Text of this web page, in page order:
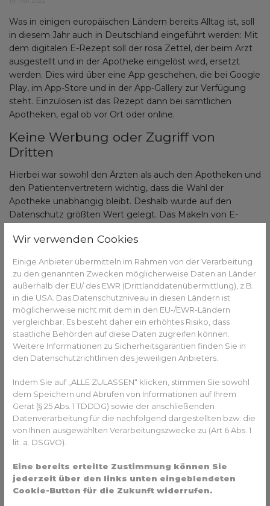
Was in einigen europäischen Ländern bereits Alltag ist, soll
in diesem Jahr auch in Deutschland eingeführt werden: Mit
dem digitalen E-Rezept soll der rosa Zettel, der beim Arzt
ausgestellt und in der Apotheke eingelöst wird, ersetzt
werden. Dies wird über eine App geschehen, die bei Google
Play, im App-Store und in der App-Gallery zur Verfügung
steht. Einzulösen ist das Rezept dann bei sämtlichen
Apotheken, egal ob vor Ort oder online.
Keine Werbung oder Zugriff von
Dritten
Hierbei war sowohl den Ärzten als auch den Apotheken und
den Patientenvertretern wichtig, dass die Wahl der
Apotheke unabhängig bleibt. Deshalb wurde auf den
Datenschutz größten Wert gelegt. Das Makeln von E-
Handelsriesen und andere, die ihre Interessen hier
Rezeptes einschalten können. Aus diesem Grund sind die
Apps so entwickelt, dass nur der Arzt oder das Krankenhaus,
das das Rezept ausstellt, die Apotheke, die es annimmt
und die Krankenkasse das E-Rezept einsehen können. Die
Daten werden auf Servern der sogenannten
Telematikinfrastruktur gespeichert. Die Server stehen in
einem gesicherten Rechenzentrum und werden nach 100
Tagen gelöscht.
Verfügbarkeit über die App anfragen
Wer ein verschriebenes Medikament dringend braucht und
wissen möchte, ob es in der Apotheke der Wahl verfügbar
ist, kann das unverbindlich über die E-Rezept-App abfragen.
Und das sogar bei insgesamt drei Apotheken gleichzeitig.
verbindlich über die App bestellen. Wer kein Smartphone
besitzt, kann natürlich selbstverständlich weiterhin ein
Wir verwenden Cookies
Einige Anbieter übermitteln im Rahmen von der Verarbeitung
zu den genannten Zwecken möglicherweise Daten an Länder
außerhalb der EU/ des EWR (Drittlanddatenübermittlung), z.B.
in die USA. Das Datenschutzniveau in diesen Ländern ist
möglicherweise nicht mit dem in den EU-/EWR-Ländern
vergleichbar. Es besteht daher ein erhöhtes Risiko, dass
staatliche Behörden auf diese Daten zugreifen können.
Weitere Informationen zu Sicherheitsgarantien finden Sie in
den Datenschutzrichtlinien des jeweiligen Anbieters.
Indem Sie auf „ALLE ZULASSEN“ klicken, stimmen Sie sowohl
dem Speichern und Abrufen von Informationen auf Ihrem
Gerät (§ 25 Abs. 1 TDDDG) sowie der anschließenden
Datenverarbeitung für die nachfolgend dargestellten bzw. die
von Ihnen ausgewählten Verarbeitungszwecke zu (Art 6 Abs. 1
lit. a. DSGVO).
Eine bereits erteilte Zustimmung können Sie
jederzeit über den links unten eingeblendeten
Cookie-Button für die Zukunft widerrufen.